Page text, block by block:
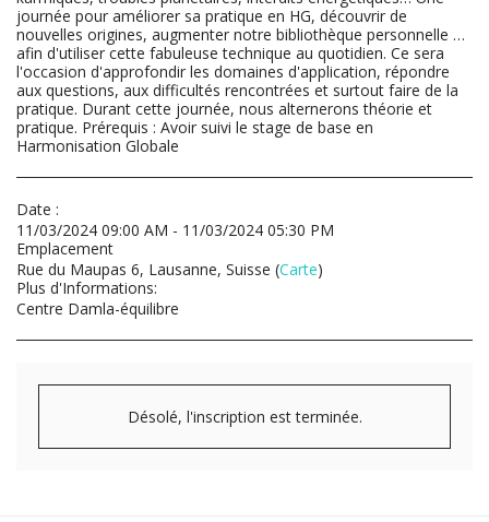
journée pour améliorer sa pratique en HG, découvrir de
nouvelles origines, augmenter notre bibliothèque personnelle …
afin d'utiliser cette fabuleuse technique au quotidien. Ce sera
l'occasion d'approfondir les domaines d'application, répondre
aux questions, aux difficultés rencontrées et surtout faire de la
pratique. Durant cette journée, nous alternerons théorie et
pratique. Prérequis : Avoir suivi le stage de base en
Harmonisation Globale
Date :
11/03/2024 09:00 AM - 11/03/2024 05:30 PM
Emplacement
Rue du Maupas 6, Lausanne, Suisse (Carte)
Plus d'Informations:
Centre Damla-équilibre
Désolé, l'inscription est terminée.